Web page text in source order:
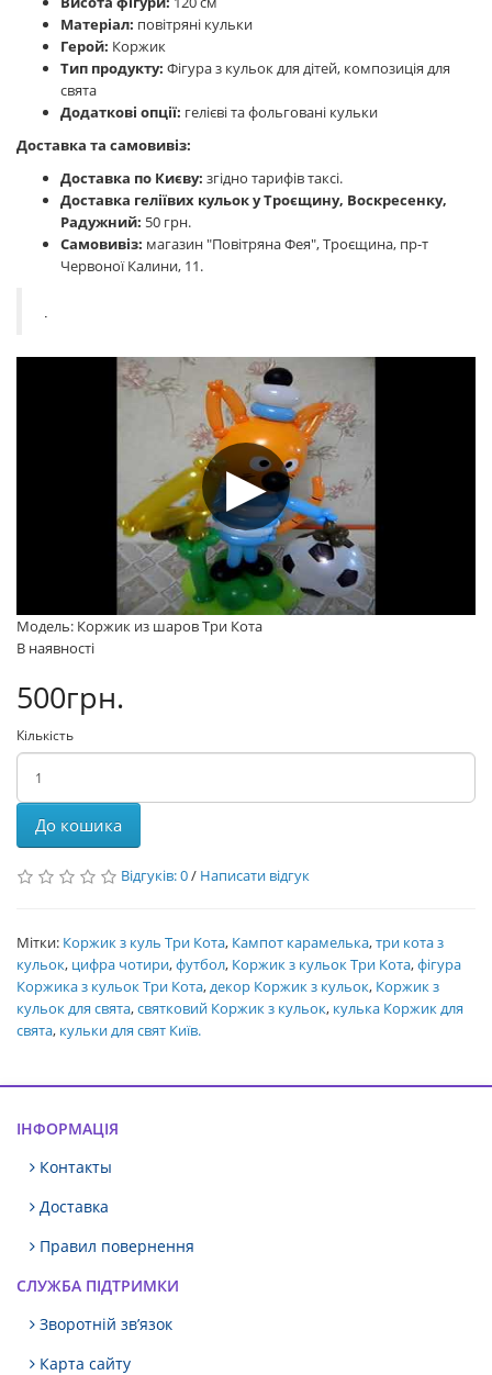
Матеріал: повітряні кульки
Герой: Коржик
Тип продукту: Фігура з кульок для дітей, композиція для
свята
Додаткові опції: гелієві та фольговані кульки
Доставка та самовивіз:
Доставка по Києву: згідно тарифів таксі.
Доставка геліївих кульок у Троєщину, Воскресенку,
Радужний: 50 грн.
Самовивіз: магазин "Повітряна Фея", Троєщина, пр-т
Червоної Калини, 11.
.
Модель: Коржик из шаров Три Кота
В наявності
500грн.
Кількість
До кошика
Відгуків: 0/ Написати відгук
Мітки: Коржик з куль Три Кота, Кампот карамелька,три кота з
кульок, цифра чотири,футбол, Коржик з кульок Три Кота,фігура
Коржика з кульок Три Кота,декор Коржик з кульок, Коржик з
кульок для свята,святковий Коржик з кульок, кулька Коржик для
свята, кульки для свят Київ.
ІНФОРМАЦІЯ
Контакты
Доставка
Правил повернення
СЛУЖБА ПІДТРИМКИ
Зворотній зв’язок
Карта сайту